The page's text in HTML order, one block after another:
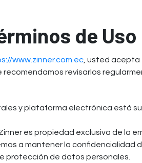
de
www.zinner.com.ec , usted acepta
revisarlos
y plataforma electrónica está
es propiedad exclusiva de la
a mantener la confidencialidad
protección de datos personales.